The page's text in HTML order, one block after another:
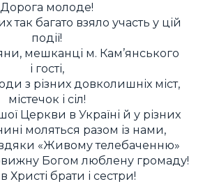
Дорога молоде!
так багато взяло участь у цій
події!
мешканці м. Кам’янського
і гості,
з різних довколишніх міст,
містечок і сіл!
Церкви в Україні й у різних
моляться разом із нами,
«Живому телебаченню»
Богом люблену громаду!
Христі брати і сестри!